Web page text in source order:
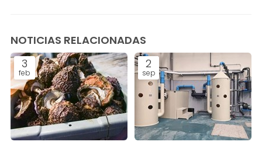
NOTICIAS RELACIONADAS
3
feb
2
sep